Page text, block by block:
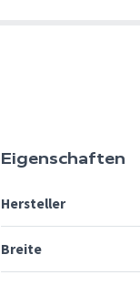
Eigenschaften
Hersteller
Breite